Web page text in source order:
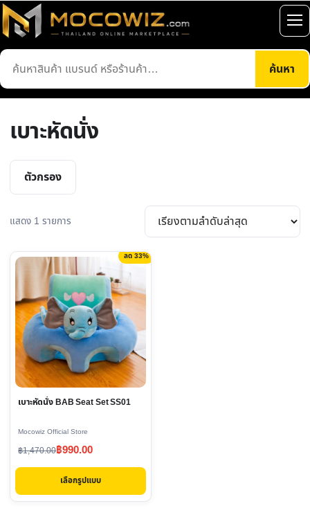
ข้าม
ไป
เนื้อหา
ค้นหา
สินค้า
ค้นหา
เปิ
เม
เบาะหัดนั่ง
ตัวกรอง
แสดง 1 รายการ
ลด 33%
เบาะหัดนั่ง BAB Seat Set SS01
Mocowiz Official Store
฿1,470.00
Original
price
฿1,470.00.
฿990.00
Current
price
฿990.00.
เลือกรูปแบบ
This
product
has
multiple
variants.
The
options
may
be
chosen
on
the
page